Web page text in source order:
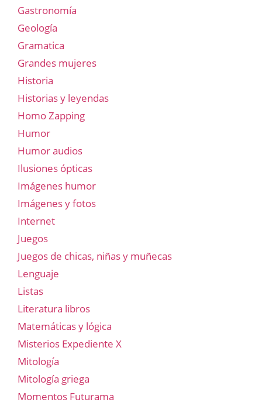
Gastronomía
Geología
Gramatica
Grandes mujeres
Historia
Historias y leyendas
Homo Zapping
Humor
Humor audios
Ilusiones ópticas
Imágenes humor
Imágenes y fotos
Internet
Juegos
Juegos de chicas, niñas y muñecas
Lenguaje
Listas
Literatura libros
Matemáticas y lógica
Misterios Expediente X
Mitología
Mitología griega
Momentos Futurama